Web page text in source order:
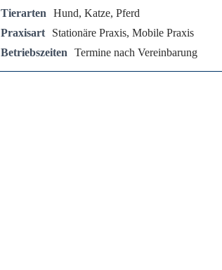
Tierarten
Hund, Katze, Pferd
Praxisart
Stationäre Praxis, Mobile Praxis
Betriebszeiten
Termine nach Vereinbarung